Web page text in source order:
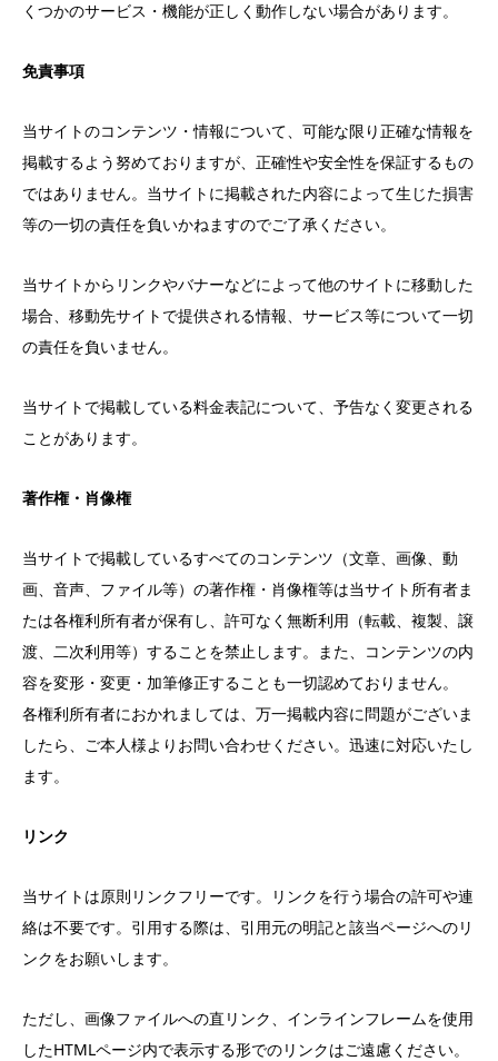
くつかのサービス・機能が正しく動作しない場合があります。
免責事項
当サイトのコンテンツ・情報について、可能な限り正確な情報を
掲載するよう努めておりますが、正確性や安全性を保証するもの
ではありません。当サイトに掲載された内容によって生じた損害
等の一切の責任を負いかねますのでご了承ください。
当サイトからリンクやバナーなどによって他のサイトに移動した
場合、移動先サイトで提供される情報、サービス等について一切
の責任を負いません。
当サイトで掲載している料金表記について、予告なく変更される
ことがあります。
著作権・肖像権
当サイトで掲載しているすべてのコンテンツ（文章、画像、動
画、音声、ファイル等）の著作権・肖像権等は当サイト所有者ま
たは各権利所有者が保有し、許可なく無断利用（転載、複製、譲
渡、二次利用等）することを禁止します。また、コンテンツの内
容を変形・変更・加筆修正することも一切認めておりません。
各権利所有者におかれましては、万一掲載内容に問題がございま
したら、ご本人様よりお問い合わせください。迅速に対応いたし
ます。
リンク
当サイトは原則リンクフリーです。リンクを行う場合の許可や連
絡は不要です。引用する際は、引用元の明記と該当ページへのリ
ンクをお願いします。
ただし、画像ファイルへの直リンク、インラインフレームを使用
したHTMLページ内で表示する形でのリンクはご遠慮ください。